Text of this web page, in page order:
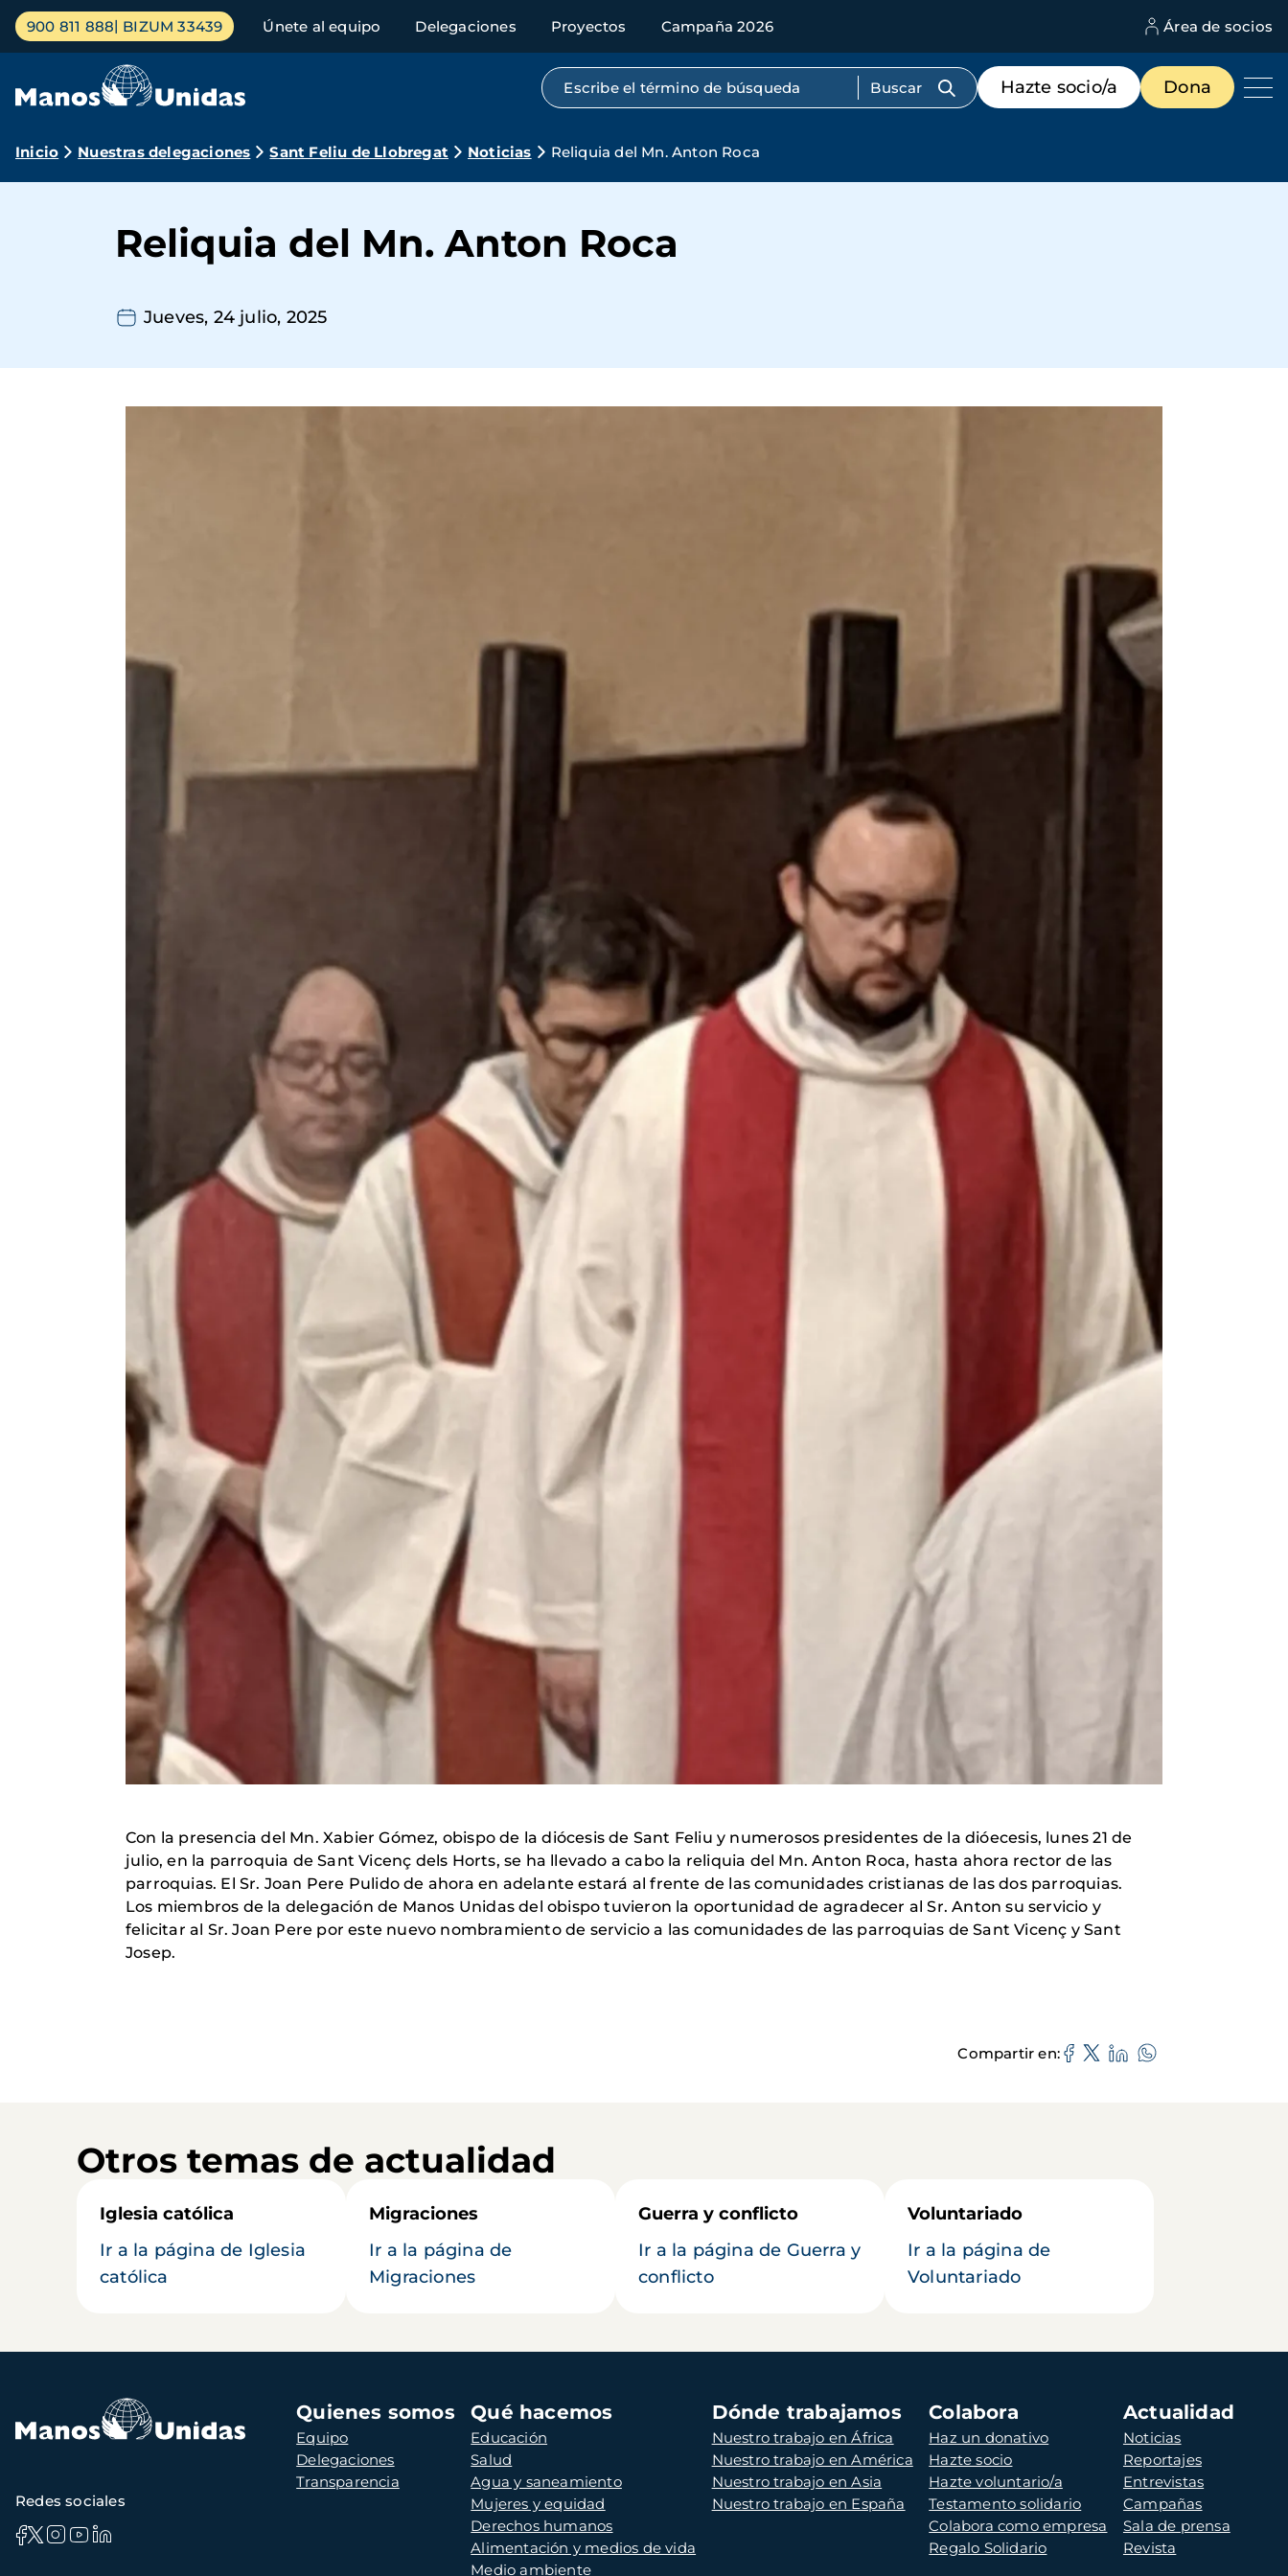
Pasar
contenido
Menú
principal
900 811 888 BIZUM 33439 Únete al equipo Delegaciones Proyectos Campaña 2026 Área de socios
Búsqueda por texto completo
Menú
de
destacados
Hazte socio/a Dona
Ruta
navegación
Inicio Nuestras delegaciones Sant Feliu de Llobregat Noticias Reliquia del Mn. Anton Roca
Reliquia del Mn. Anton Roca
Jueves, 24 julio, 2025
Con la presencia del Mn. Xabier Gómez, obispo de la diócesis de Sant Feliu y numerosos presidentes de la dióecesis, lunes 21 de
julio, en la parroquia de Sant Vicenç dels Horts, se ha llevado a cabo la reliquia del Mn. Anton Roca, hasta ahora rector de las
parroquias. El Sr. Joan Pere Pulido de ahora en adelante estará al frente de las comunidades cristianas de las dos parroquias.
Los miembros de la delegación de Manos Unidas del obispo tuvieron la oportunidad de agradecer al Sr. Anton su servicio y
felicitar al Sr. Joan Pere por este nuevo nombramiento de servicio a las comunidades de las parroquias de Sant Vicenç y Sant
Josep.
Compartir en
Otros temas de actualidad
Iglesia católica
Ir a la página de Iglesia
católica
Migraciones
Ir a la página de
Migraciones
Guerra y conflicto
Ir a la página de Guerra y
conflicto
Voluntariado
Ir a la página de
Voluntariado
Navegación
principal
Quienes somos
Equipo
Delegaciones
Transparencia
Qué hacemos
Educación
Salud
Agua y saneamiento
Mujeres y equidad
Derechos humanos
Alimentación y medios de vida
Medio ambiente
Dónde trabajamos
Nuestro trabajo en África
Nuestro trabajo en América
Nuestro trabajo en Asia
Nuestro trabajo en España
Colabora
Haz un donativo
Hazte socio
Hazte voluntario/a
Testamento solidario
Colabora como empresa
Regalo Solidario
Actualidad
Noticias
Reportajes
Entrevistas
Campañas
Sala de prensa
Revista
Redes sociales